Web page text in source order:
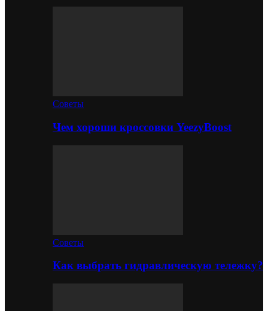
Советы
Чем хороши кроссовки YeezyBoost
Советы
Как выбрать гидравлическую тележку?